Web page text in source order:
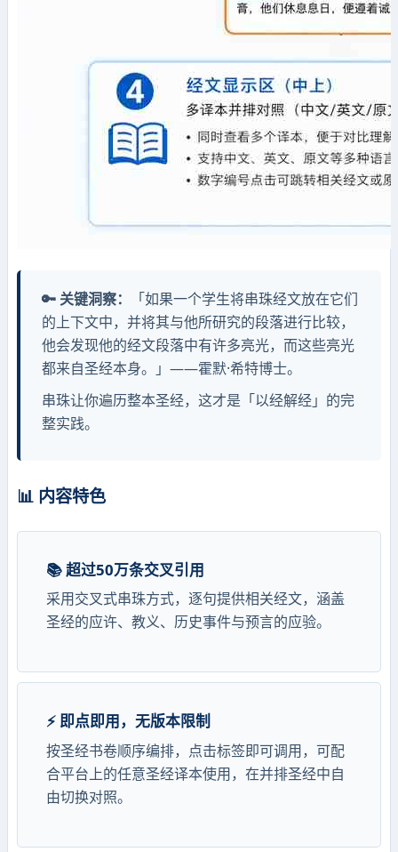
🔑 关键洞察：
「如果一个学生将串珠经文放在它们
的上下文中，并将其与他所研究的段落进行比较，
他会发现他的经文段落中有许多亮光，而这些亮光
都来自圣经本身。」——霍默·希特博士。
串珠让你遍历整本圣经，这才是「以经解经」的完
整实践。
📊 内容特色
📚 超过50万条交叉引用
采用交叉式串珠方式，逐句提供相关经文，涵盖
圣经的应许、教义、历史事件与预言的应验。
⚡ 即点即用，无版本限制
按圣经书卷顺序编排，点击标签即可调用，可配
合平台上的任意圣经译本使用，在并排圣经中自
由切换对照。